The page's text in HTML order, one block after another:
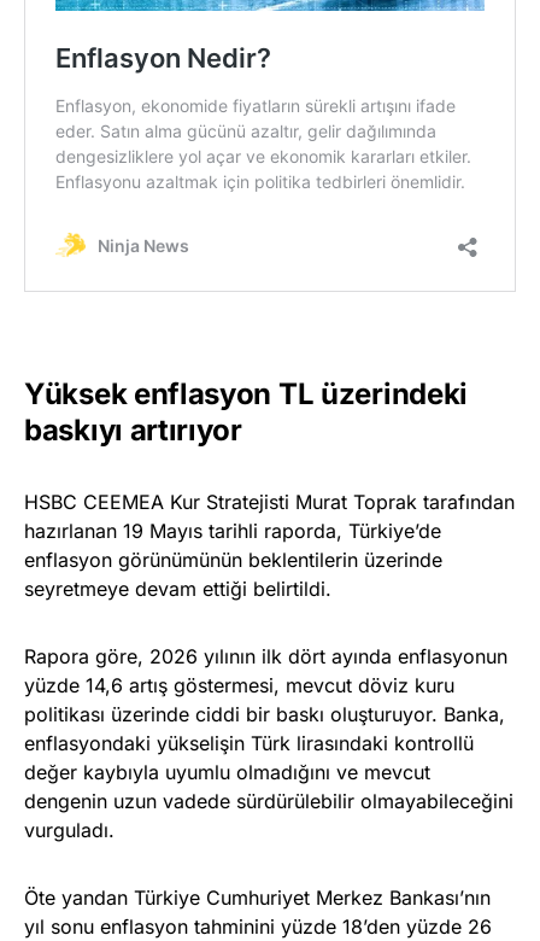
Yüksek enflasyon TL üzerindeki
baskıyı artırıyor
HSBC CEEMEA Kur Stratejisti Murat Toprak tarafından
hazırlanan 19 Mayıs tarihli raporda, Türkiye’de
enflasyon görünümünün beklentilerin üzerinde
seyretmeye devam ettiği belirtildi.
Rapora göre, 2026 yılının ilk dört ayında enflasyonun
yüzde 14,6 artış göstermesi, mevcut döviz kuru
politikası üzerinde ciddi bir baskı oluşturuyor. Banka,
enflasyondaki yükselişin Türk lirasındaki kontrollü
değer kaybıyla uyumlu olmadığını ve mevcut
dengenin uzun vadede sürdürülebilir olmayabileceğini
vurguladı.
Öte yandan Türkiye Cumhuriyet Merkez Bankası’nın
yıl sonu enflasyon tahminini yüzde 18’den yüzde 26